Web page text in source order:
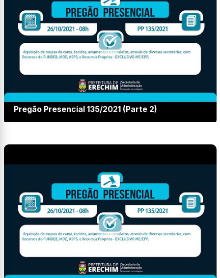
Pregão Presencial 135/2021 (Parte 2)